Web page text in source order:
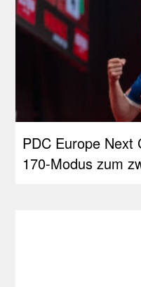
PDC Europe Next
170-Modus zum